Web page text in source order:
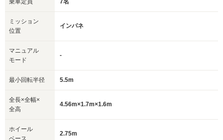
乗車定員 7名
ミッション
位置
インパネ
マニュアル
モード
-
最小回転半径 5.5m
全長×全幅×
全高
4.56m×1.7m×1.6m
ホイール
ベース
2.75m